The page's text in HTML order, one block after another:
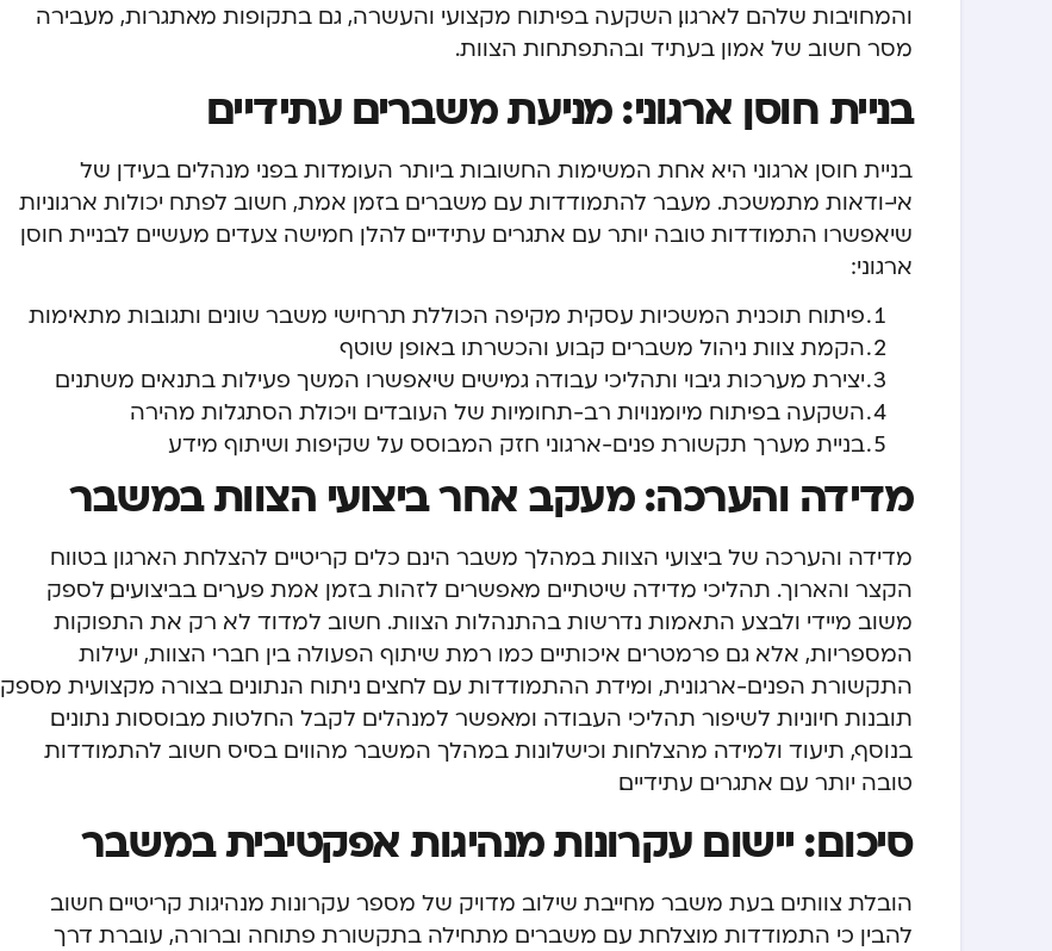
והמחויבות שלהם לארגון. השקעה בפיתוח מקצועי והעשרה, גם בתקופות מאתגרות, מעבירה
מסר חשוב של אמון בעתיד ובהתפתחות הצוות.
בניית חוסן ארגוני: מניעת משברים עתידיים
בניית חוסן ארגוני היא אחת המשימות החשובות ביותר העומדות בפני מנהלים בעידן של
אי-ודאות מתמשכת. מעבר להתמודדות עם משברים בזמן אמת, חשוב לפתח יכולות ארגוניות
שיאפשרו התמודדות טובה יותר עם אתגרים עתידיים. להלן חמישה צעדים מעשיים לבניית חוסן
ארגוני:
פיתוח תוכנית המשכיות עסקית מקיפה הכוללת תרחישי משבר שונים ותגובות מתאימות
הקמת צוות ניהול משברים קבוע והכשרתו באופן שוטף
יצירת מערכות גיבוי ותהליכי עבודה גמישים שיאפשרו המשך פעילות בתנאים משתנים
השקעה בפיתוח מיומנויות רב-תחומיות של העובדים ויכולת הסתגלות מהירה
בניית מערך תקשורת פנים-ארגוני חזק המבוסס על שקיפות ושיתוף מידע
מדידה והערכה: מעקב אחר ביצועי הצוות במשבר
מדידה והערכה של ביצועי הצוות במהלך משבר הינם כלים קריטיים להצלחת הארגון בטווח
הקצר והארוך. תהליכי מדידה שיטתיים מאפשרים לזהות בזמן אמת פערים בביצועים, לספק
משוב מיידי ולבצע התאמות נדרשות בהתנהלות הצוות. חשוב למדוד לא רק את התפוקות
המספריות, אלא גם פרמטרים איכותיים כמו רמת שיתוף הפעולה בין חברי הצוות, יעילות
התקשורת הפנים-ארגונית, ומידת ההתמודדות עם לחצים. ניתוח הנתונים בצורה מקצועית מספק
תובנות חיוניות לשיפור תהליכי העבודה ומאפשר למנהלים לקבל החלטות מבוססות נתונים.
בנוסף, תיעוד ולמידה מהצלחות וכישלונות במהלך המשבר מהווים בסיס חשוב להתמודדות
טובה יותר עם אתגרים עתידיים.
סיכום: יישום עקרונות מנהיגות אפקטיבית במשבר
הובלת צוותים בעת משבר מחייבת שילוב מדויק של מספר עקרונות מנהיגות קריטיים. חשוב
להבין כי התמודדות מוצלחת עם משברים מתחילה בתקשורת פתוחה וברורה, עוברת דרך